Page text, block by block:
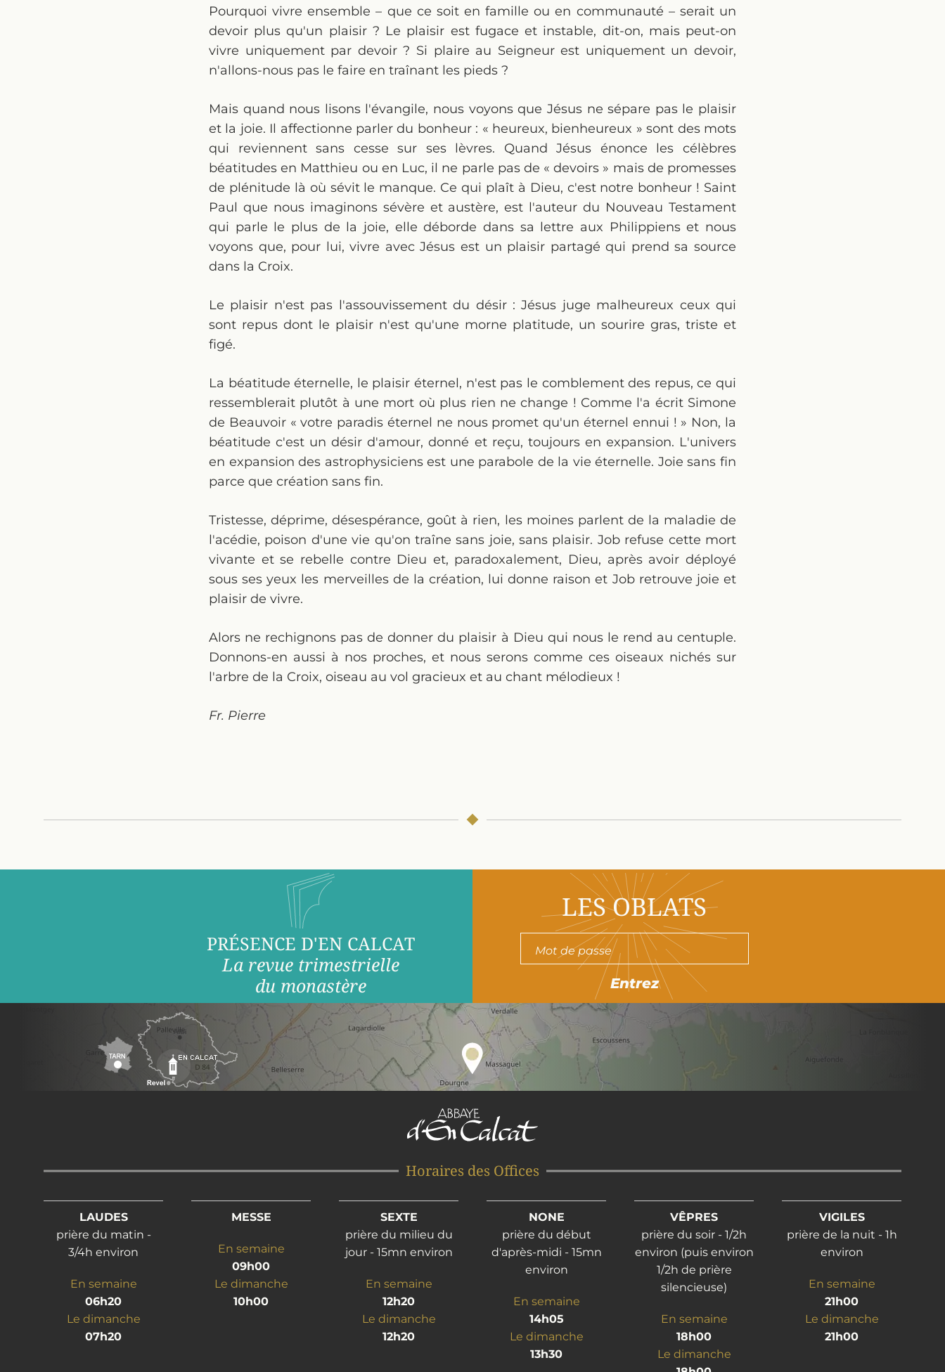
Pourquoi vivre ensemble – que ce soit en famille ou en communauté – serait un
devoir plus qu'un plaisir ? Le plaisir est fugace et instable, dit-on, mais peut-on
vivre uniquement par devoir ? Si plaire au Seigneur est uniquement un devoir,
n'allons-nous pas le faire en traînant les pieds ?
Mais quand nous lisons l'évangile, nous voyons que Jésus ne sépare pas le plaisir
et la joie. Il affectionne parler du bonheur : « heureux, bienheureux » sont des mots
qui reviennent sans cesse sur ses lèvres. Quand Jésus énonce les célèbres
béatitudes en Matthieu ou en Luc, il ne parle pas de « devoirs » mais de promesses
de plénitude là où sévit le manque. Ce qui plaît à Dieu, c'est notre bonheur ! Saint
Paul que nous imaginons sévère et austère, est l'auteur du Nouveau Testament
qui parle le plus de la joie, elle déborde dans sa lettre aux Philippiens et nous
voyons que, pour lui, vivre avec Jésus est un plaisir partagé qui prend sa source
dans la Croix.
Le plaisir n'est pas l'assouvissement du désir : Jésus juge malheureux ceux qui
sont repus dont le plaisir n'est qu'une morne platitude, un sourire gras, triste et
figé.
La béatitude éternelle, le plaisir éternel, n'est pas le comblement des repus, ce qui
ressemblerait plutôt à une mort où plus rien ne change ! Comme l'a écrit Simone
de Beauvoir « votre paradis éternel ne nous promet qu'un éternel ennui ! » Non, la
béatitude c'est un désir d'amour, donné et reçu, toujours en expansion. L'univers
en expansion des astrophysiciens est une parabole de la vie éternelle. Joie sans fin
parce que création sans fin.
Tristesse, déprime, désespérance, goût à rien, les moines parlent de la maladie de
l'acédie, poison d'une vie qu'on traîne sans joie, sans plaisir. Job refuse cette mort
vivante et se rebelle contre Dieu et, paradoxalement, Dieu, après avoir déployé
sous ses yeux les merveilles de la création, lui donne raison et Job retrouve joie et
plaisir de vivre.
Alors ne rechignons pas de donner du plaisir à Dieu qui nous le rend au centuple.
Donnons-en aussi à nos proches, et nous serons comme ces oiseaux nichés sur
l'arbre de la Croix, oiseau au vol gracieux et au chant mélodieux !
Fr. Pierre
PRÉSENCE D'EN CALCAT
La revue trimestrielle
du monastère
LES OBLATS
Entrez
Horaires des Offices
LAUDES
prière du matin -
3/4h environ
En semaine
06h20
Le dimanche
07h20
MESSE
En semaine
09h00
Le dimanche
10h00
SEXTE
prière du milieu du
jour - 15mn environ
En semaine
12h20
Le dimanche
12h20
NONE
prière du début
d'après-midi - 15mn
environ
En semaine
14h05
Le dimanche
13h30
VÊPRES
prière du soir - 1/2h
environ (puis environ
1/2h de prière
silencieuse)
En semaine
18h00
Le dimanche
VIGILES
prière de la nuit - 1h
environ
En semaine
21h00
Le dimanche
21h00